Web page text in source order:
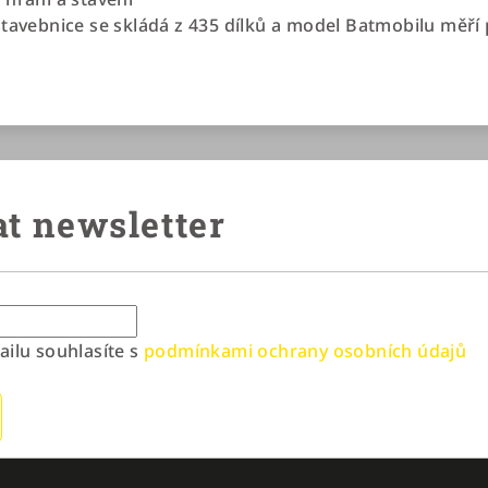
se skládá z 435 dílků a model Batmobilu měří
newsletter
souhlasíte s podmínkami ochrany osobních údajů